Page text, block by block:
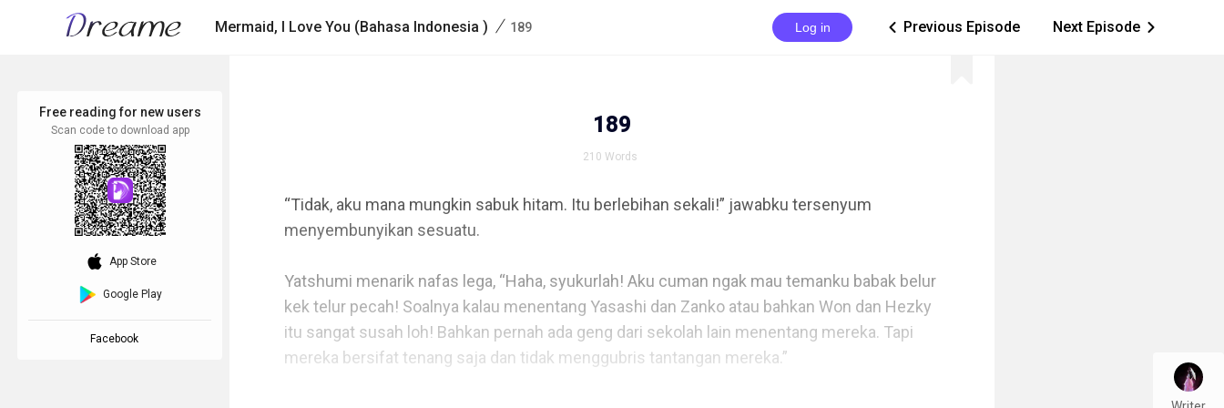
Mermaid, I Love You (Bahasa Indonesia ) / 189 Log in ic_arrow_left Previous Episode Next Episode ic_arrow_right
189
210 Words
“Tidak, aku mana mungkin sabuk hitam. Itu berlebihan sekali!” jawabku tersenyum
menyembunyikan sesuatu.
Yatshumi menarik nafas lega, “Haha, syukurlah! Aku cuman ngak mau temanku babak belur
kek telur pecah! Soalnya kalau menentang Yasashi dan Zanko atau bahkan Won dan Hezky
itu sangat susah loh! Bahkan pernah ada geng dari sekolah lain menentang mereka. Tapi
mereka bersifat tenang saja dan tidak menggubris tantangan mereka.”
Free reading for new users
Scan code to download app
download_ios App Store
Google Play
Facebook